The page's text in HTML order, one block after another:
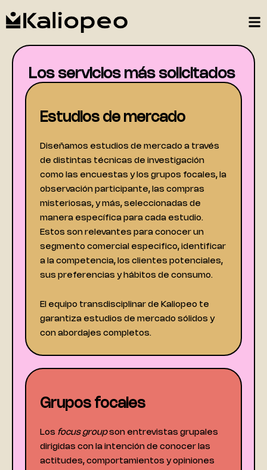
Los servicios más solicitados
Grupos focales
Los focus groupson entrevistas grupales
dirigidas con la intención de conocer las
actitudes, comportamientos y opiniones
Estudios de mercado
Diseñamos estudios de mercado a través
de distintas técnicas de investigación
como las encuestas y los grupos focales, la
observación participante, las compras
misteriosas, y más, seleccionadas de
manera específica para cada estudio.
Estos son relevantes para conocer un
segmento comercial especifico, identificar
a la competencia, los clientes potenciales,
sus preferencias y hábitos de consumo.
El equipo transdisciplinar de Kaliopeo te
garantiza estudios de mercado sólidos y
con abordajes completos.